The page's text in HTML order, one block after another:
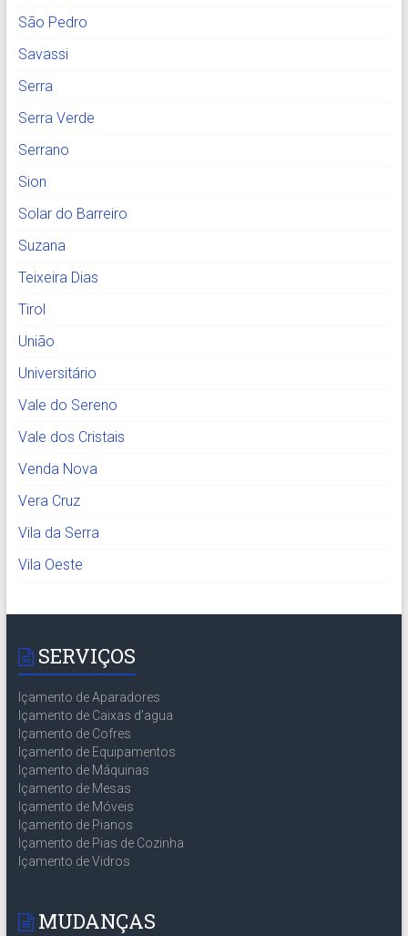
São Pedro
Savassi
Serra
Serra Verde
Serrano
Sion
Solar do Barreiro
Suzana
Teixeira Dias
Tirol
União
Universitário
Vale do Sereno
Vale dos Cristais
Venda Nova
Vera Cruz
Vila da Serra
Vila Oeste
SERVIÇOS
Içamento de Aparadores
Içamento de Caixas d’agua
Içamento de Cofres
Içamento de Equipamentos
Içamento de Máquinas
Içamento de Mesas
Içamento de Móveis
Içamento de Pianos
Içamento de Pias de Cozinha
Içamento de Vidros
MUDANÇAS